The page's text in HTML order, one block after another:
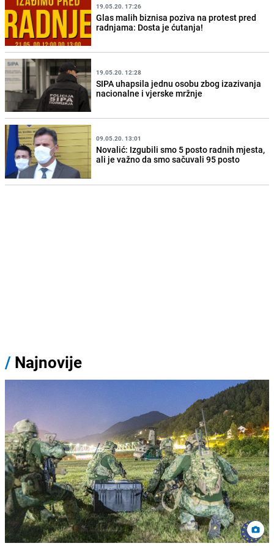
19.05.20. 17:26
Glas malih biznisa poziva na protest pred
radnjama: Dosta je ćutanja!
19.05.20. 12:28
SIPA uhapsila jednu osobu zbog izazivanja
nacionalne i vjerske mržnje
09.05.20. 13:01
Novalić: Izgubili smo 5 posto radnih mjesta,
ali je važno da smo sačuvali 95 posto
/ Najnovije